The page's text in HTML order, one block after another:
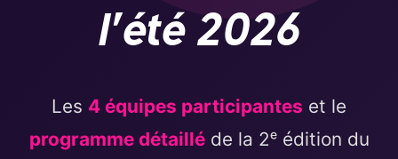
l'été 2026
Les 4 équipes participantes et le
programme détailléde la 2ᵉ édition du